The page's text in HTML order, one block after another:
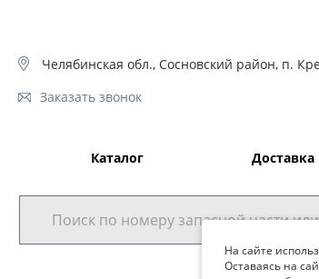
Челябинская обл., Сосновский район, п.
Заказать звонок
Каталог Доставка
На сайте
Оставаясь на